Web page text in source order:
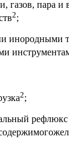
газов, пара и
2;
инородными
2;